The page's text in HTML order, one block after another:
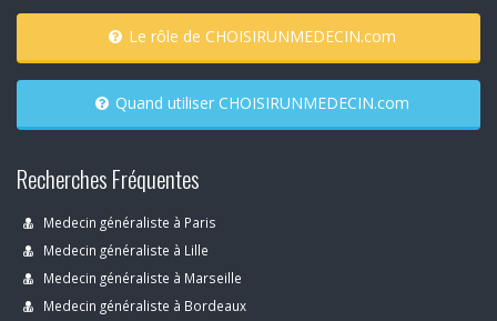
Le rôle de CHOISIRUNMEDECIN.com
Quand utiliser CHOISIRUNMEDECIN.com
Recherches Fréquentes
Medecin généraliste à Paris
Medecin généraliste à Lille
Medecin généraliste à Marseille
Medecin généraliste à Bordeaux